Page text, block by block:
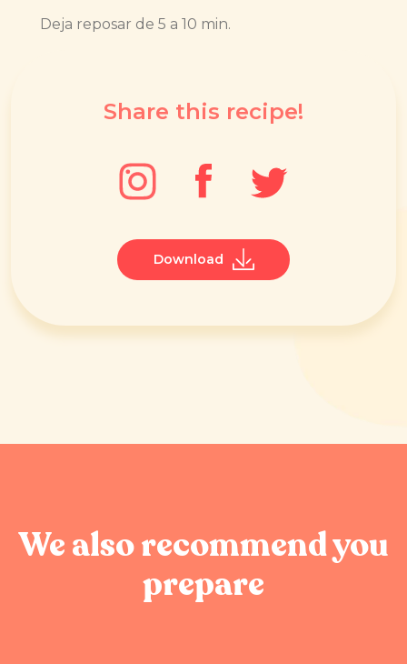
Deja reposar de 5 a 10 min.
Share this recipe!
Download
We also recommend you
prepare